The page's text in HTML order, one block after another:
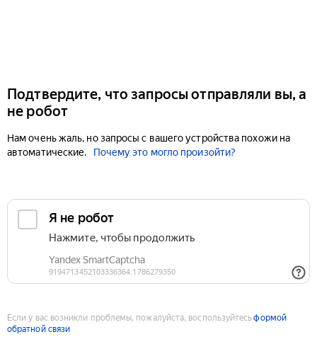
Подтвердите, что запросы отправляли вы, а
не робот
Нам очень жаль, но запросы с вашего устройства похожи на
автоматические.
Почему это могло произойти?
Если у вас возникли проблемы, пожалуйста, воспользуйтесьформой
обратной связи